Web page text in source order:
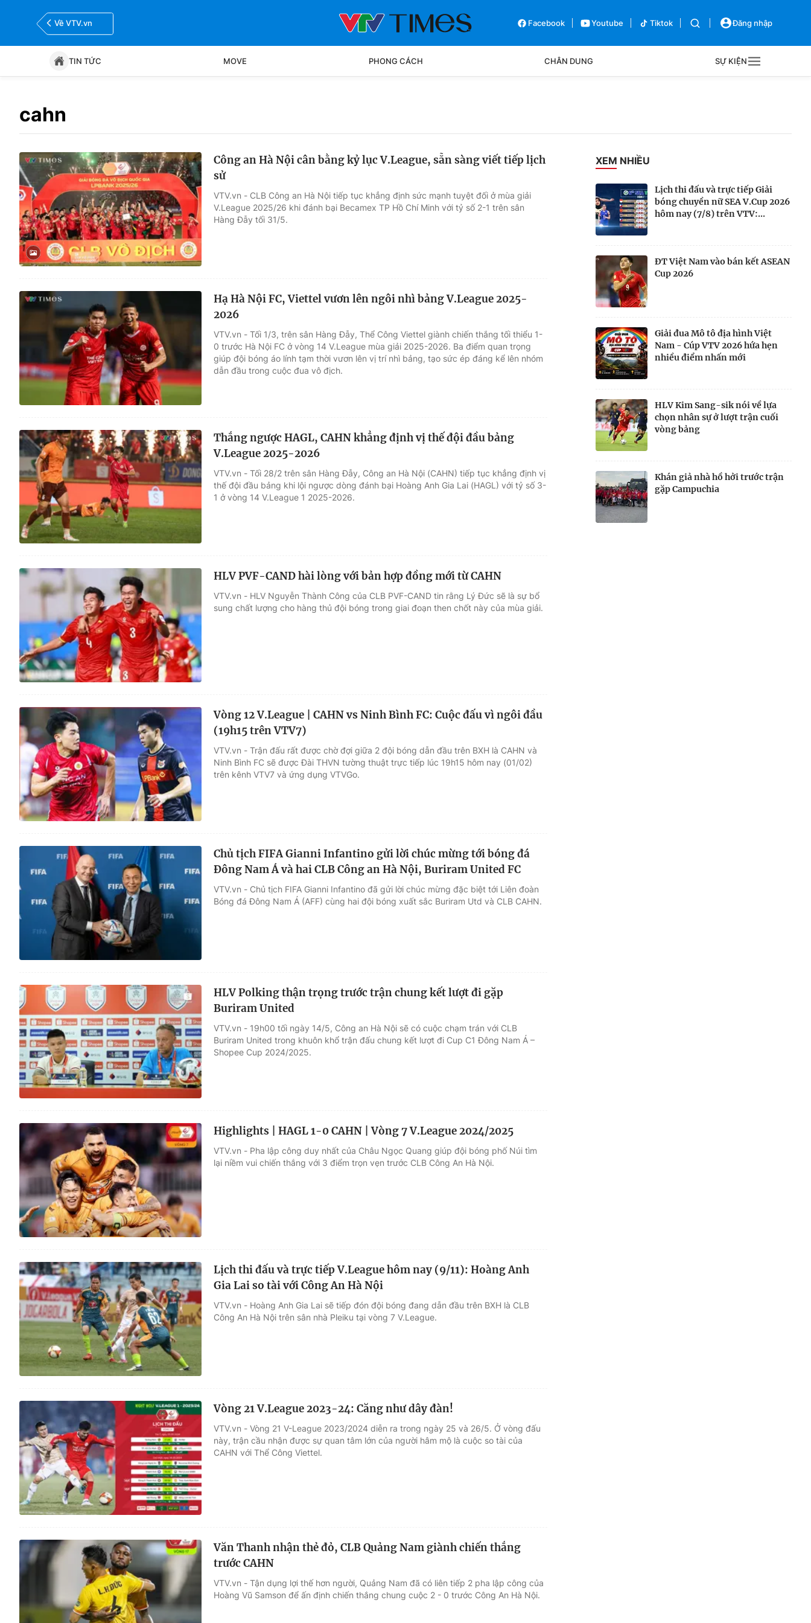
Về VTV.vn Facebook Youtube Tiktok Đăng nhập
TIN TỨC MOVE PHONG CÁCH CHÂN DUNG SỰ KIỆN
cahn
Công an Hà Nội cân bằng kỷ lục V.League, sẵn sàng viết tiếp lịch
sử
VTV.vn - CLB Công an Hà Nội tiếp tục khẳng định sức mạnh tuyệt đối ở mùa giải
V.League 2025/26 khi đánh bại Becamex TP Hồ Chí Minh với tỷ số 2-1 trên sân
Hàng Đẫy tối 31/5.
Hạ Hà Nội FC, Viettel vươn lên ngôi nhì bảng V.League 2025-
2026
VTV.vn - Tối 1/3, trên sân Hàng Đẫy, Thể Công Viettel giành chiến thắng tối thiểu 1-
0 trước Hà Nội FC ở vòng 14 V.League mùa giải 2025-2026. Ba điểm quan trọng
giúp đội bóng áo lính tạm thời vươn lên vị trí nhì bảng, tạo sức ép đáng kể lên nhóm
dẫn đầu trong cuộc đua vô địch.
Thắng ngược HAGL, CAHN khẳng định vị thế đội đầu bảng
V.League 2025-2026
VTV.vn - Tối 28/2 trên sân Hàng Đẫy, Công an Hà Nội (CAHN) tiếp tục khẳng định vị
thế đội đầu bảng khi lội ngược dòng đánh bại Hoàng Anh Gia Lai (HAGL) với tỷ số 3-
1 ở vòng 14 V.League 1 2025-2026.
HLV PVF-CAND hài lòng với bản hợp đồng mới từ CAHN
VTV.vn - HLV Nguyễn Thành Công của CLB PVF-CAND tin rằng Lý Đức sẽ là sự bổ
sung chất lượng cho hàng thủ đội bóng trong giai đoạn then chốt này của mùa giải.
Vòng 12 V.League | CAHN vs Ninh Bình FC: Cuộc đấu vì ngôi đầu
(19h15 trên VTV7)
VTV.vn - Trận đấu rất được chờ đợi giữa 2 đội bóng dẫn đầu trên BXH là CAHN và
Ninh Bình FC sẽ được Đài THVN tường thuật trực tiếp lúc 19h15 hôm nay (01/02)
trên kênh VTV7 và ứng dụng VTVGo.
Chủ tịch FIFA Gianni Infantino gửi lời chúc mừng tới bóng đá
Đông Nam Á và hai CLB Công an Hà Nội, Buriram United FC
VTV.vn - Chủ tịch FIFA Gianni Infantino đã gửi lời chúc mừng đặc biệt tới Liên đoàn
Bóng đá Đông Nam Á (AFF) cùng hai đội bóng xuất sắc Buriram Utd và CLB CAHN.
HLV Polking thận trọng trước trận chung kết lượt đi gặp
Buriram United
VTV.vn - 19h00 tối ngày 14/5, Công an Hà Nội sẽ có cuộc chạm trán với CLB
Buriram United trong khuôn khổ trận đấu chung kết lượt đi Cup C1 Đông Nam Á –
Shopee Cup 2024/2025.
Highlights | HAGL 1-0 CAHN | Vòng 7 V.League 2024/2025
VTV.vn - Pha lập công duy nhất của Châu Ngọc Quang giúp đội bóng phố Núi tìm
lại niềm vui chiến thắng với 3 điểm trọn vẹn trước CLB Công An Hà Nội.
Lịch thi đấu và trực tiếp V.League hôm nay (9/11): Hoàng Anh
Gia Lai so tài với Công An Hà Nội
VTV.vn - Hoàng Anh Gia Lai sẽ tiếp đón đội bóng đang dẫn đầu trên BXH là CLB
Công An Hà Nội trên sân nhà Pleiku tại vòng 7 V.League.
Vòng 21 V.League 2023-24: Căng như dây đàn!
VTV.vn - Vòng 21 V-League 2023/2024 diễn ra trong ngày 25 và 26/5. Ở vòng đấu
này, trận cầu nhận được sự quan tâm lớn của người hâm mộ là cuộc so tài của
CAHN với Thể Công Viettel.
Văn Thanh nhận thẻ đỏ, CLB Quảng Nam giành chiến thắng
trước CAHN
VTV.vn - Tận dụng lợi thế hơn người, Quảng Nam đã có liên tiếp 2 pha lập công của
Hoàng Vũ Samson để ấn định chiến thắng chung cuộc 2 - 0 trước Công An Hà Nội.
XEM NHIỀU
Lịch thi đấu và trực tiếp Giải
bóng chuyền nữ SEA V.Cup 2026
hôm nay (7/8) trên VTV:...
ĐT Việt Nam vào bán kết ASEAN
Cup 2026
Giải đua Mô tô địa hình Việt
Nam - Cúp VTV 2026 hứa hẹn
nhiều điểm nhấn mới
HLV Kim Sang-sik nói về lựa
chọn nhân sự ở lượt trận cuối
vòng bảng
Khán giả nhà hồ hởi trước trận
gặp Campuchia